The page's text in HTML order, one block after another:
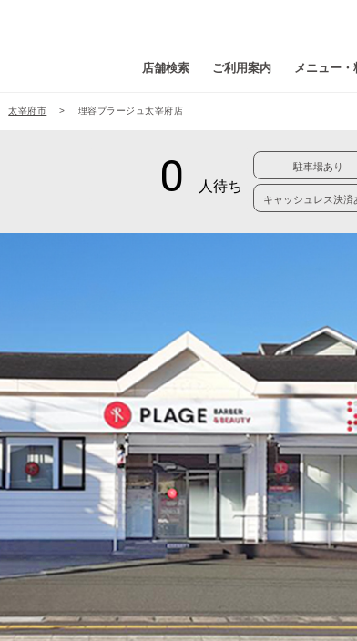
店舗検索 ご利用案内 メニュー・
太宰府市 理容プラージュ太宰府店
駐車場あり
キャッシュレス決済